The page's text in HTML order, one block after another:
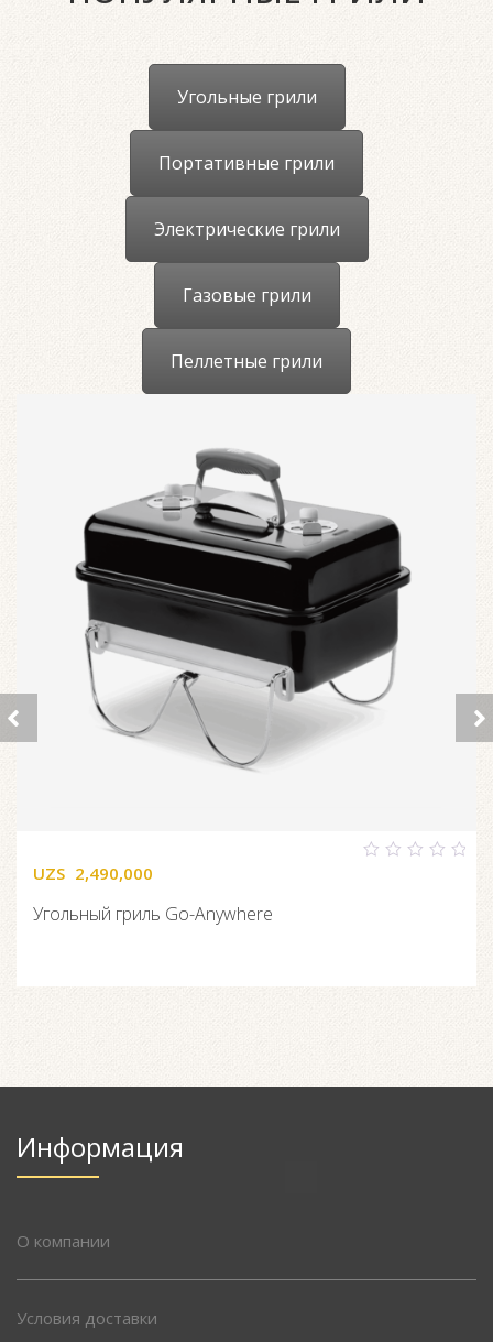
Угольные грили
Портативные грили
Электрические грили
Газовые грили
Пеллетные грили
UZS 2,490,000
Угольный гриль Go-Anywhere
Информация
О компании
Условия доставки